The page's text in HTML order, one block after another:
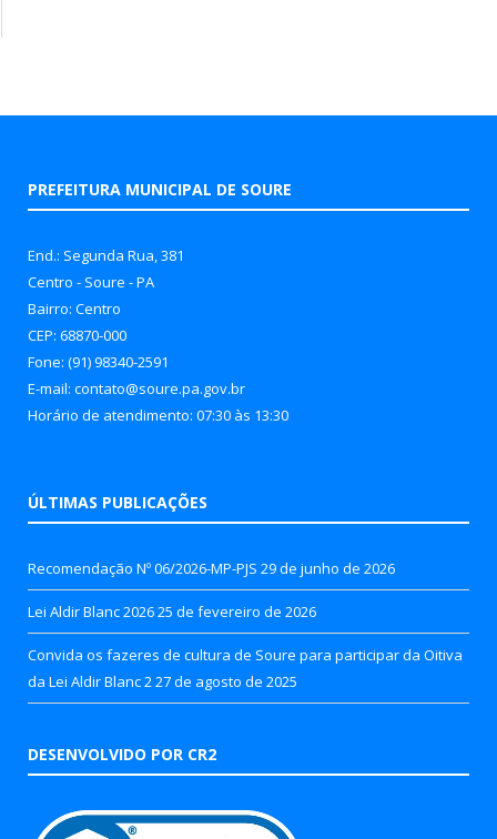
PREFEITURA MUNICIPAL DE SOURE
End.: Segunda Rua, 381
Centro - Soure - PA
Bairro: Centro
CEP: 68870-000
Fone: (91) 98340-2591
E-mail: contato@soure.pa.gov.br
Horário de atendimento: 07:30 às 13:30
ÚLTIMAS PUBLICAÇÕES
Recomendação Nº 06/2026-MP-PJS 29 de junho de 2026
Lei Aldir Blanc 202625 de fevereiro de 2026
Convida os fazeres de cultura de Soure para participar da Oitiva
da Lei Aldir Blanc 2 27 de agosto de 2025
DESENVOLVIDO POR CR2